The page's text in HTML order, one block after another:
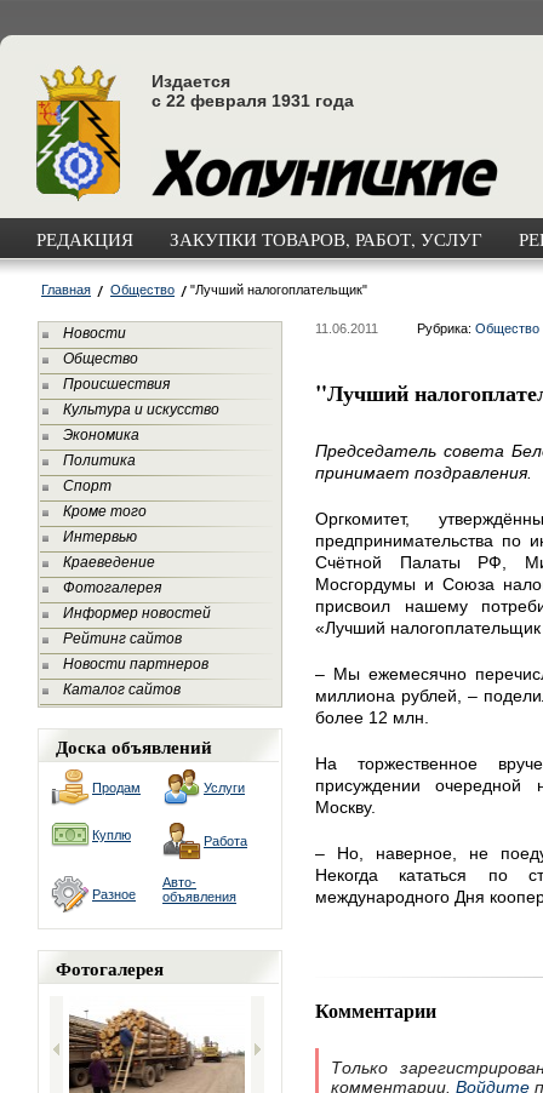
Издается
с 22 февраля 1931 года
РЕДАКЦИЯ ЗАКУПКИ ТОВАРОВ, РАБОТ, УСЛУГ
Главная Общество "Лучший налогоплательщик"
Новости
Общество
Происшествия
Культура и искусство
Экономика
Политика
Спорт
Кроме того
Интервью
Краеведение
Фотогалерея
Информер новостей
Рейтинг сайтов
Новости партнеров
Каталог сайтов
Доска объявлений
Продам Услуги
Куплю Работа
Разное
Авто-
объявления
Фотогалерея
11.06.2011 Рубрика: Общество
"Лучший
Председатель совета
принимает поздравления.
Оргкомитет,
предпринимательства по
Счётной Палаты РФ,
Мосгордумы и Союза
присвоил нашему
«Лучший
– Мы ежемесячно
миллиона рублей, –
более 12 млн.
На торжественное
присуждении
Москву.
– Но, наверное, не
Некогда кататься по
международного Дня
Комментарии
Только
комментарии. Войдите